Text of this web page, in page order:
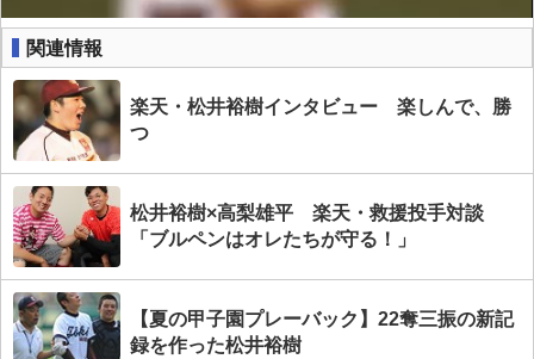
関連情報
楽天・松井裕樹インタビュー 楽しんで、勝
つ
松井裕樹×高梨雄平 楽天・救援投手対談
「ブルペンはオレたちが守る！」
【夏の甲子園プレーバック】22奪三振の新記
録を作った松井裕樹